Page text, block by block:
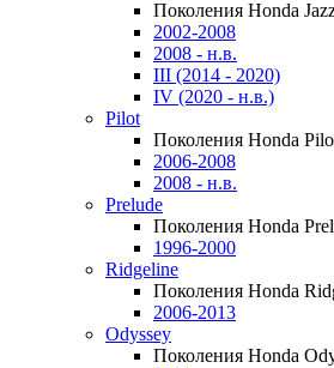
Поколения Honda
2002-2008
2008 - н.в.
III (2014 - 2020)
IV (2020 - н.в.)
Pilot
Поколения Honda
2006-2008
2008 - н.в.
Prelude
Поколения Honda
1996-2000
Ridgeline
Поколения Honda
2006-2013
Odyssey
Поколения Honda